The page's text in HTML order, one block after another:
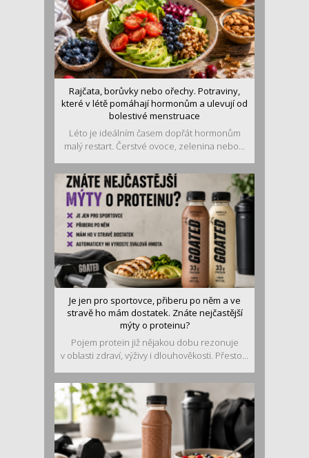
Rajčata, borůvky nebo ořechy. Potraviny,
které v létě pomáhají hormonům a ulevují od
bolestivé menstruace
Léto je ideálním časem dopřát hormonům
malý restart. Čerstvé ovoce, zelenina nebo...
Je jen pro sportovce, přiberu po něm a ve
stravě ho mám dostatek. Znáte nejčastější
mýty o proteinu?
Pojem protein již nějakou dobu rezonuje
v oblasti zdraví, výživy i dlouhověkosti. Přesto...